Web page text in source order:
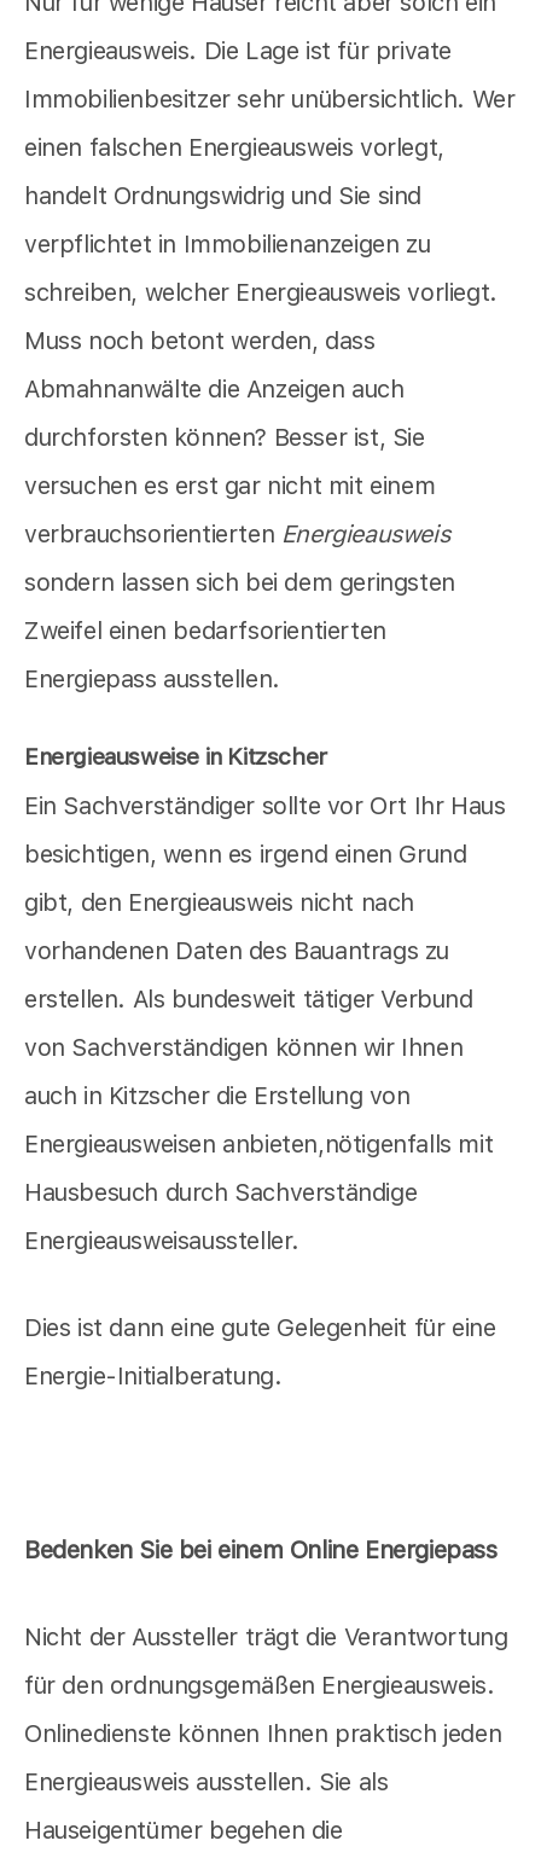
Energieausweis. Die Lage ist für private
Immobilienbesitzer sehr unübersichtlich. Wer
einen falschen Energieausweis vorlegt,
handelt Ordnungswidrig und Sie sind
verpflichtet in Immobilienanzeigen zu
schreiben, welcher Energieausweis vorliegt.
Muss noch betont werden, dass
Abmahnanwälte die Anzeigen auch
durchforsten können? Besser ist, Sie
versuchen es erst gar nicht mit einem
verbrauchsorientierten Energieausweis
sondern lassen sich bei dem geringsten
Zweifel einen bedarfsorientierten
Energiepass ausstellen.
Energieausweise in Kitzscher
Ein Sachverständiger sollte vor Ort Ihr Haus
besichtigen, wenn es irgend einen Grund
gibt, den Energieausweis nicht nach
vorhandenen Daten des Bauantrags zu
erstellen. Als bundesweit tätiger Verbund
von Sachverständigen können wir Ihnen
auch in Kitzscher die Erstellung von
Energieausweisen anbieten,nötigenfalls mit
Hausbesuch durch Sachverständige
Energieausweisaussteller.
Dies ist dann eine gute Gelegenheit für eine
Energie-Initialberatung.
Bedenken Sie bei einem Online Energiepass
Nicht der Aussteller trägt die Verantwortung
für den ordnungsgemäßen Energieausweis.
Onlinedienste können Ihnen praktisch jeden
Energieausweis ausstellen. Sie als
Hauseigentümer begehen die